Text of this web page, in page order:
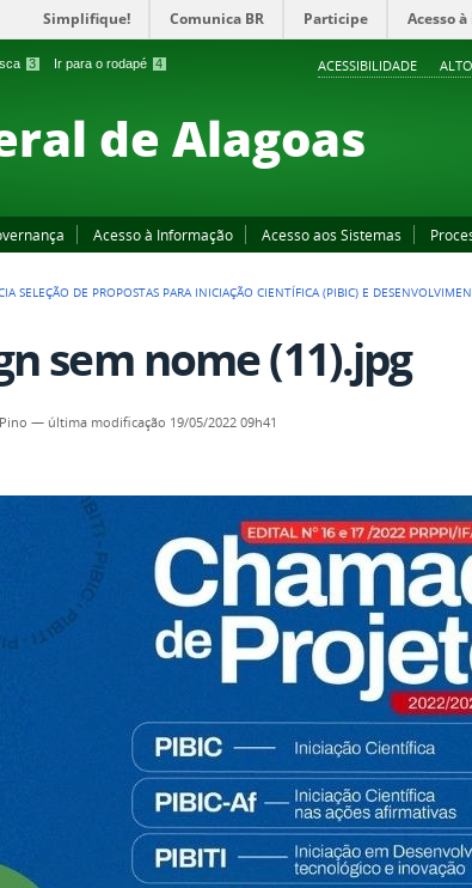
3 Ir para o rodapé 4 ACESSIBILIDADE
Simplifique! Comunica BR Participe Acesso
de Alagoas
Acesso à Informação Acesso aos Sistemas
SELEÇÃO DE PROPOSTAS PARA INICIAÇÃO CIENTÍFICA (PIBIC) E
sem nome (11).jpg
— última modificação 19/05/2022 09h41